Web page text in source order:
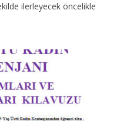
ilerleyecek öncelikle